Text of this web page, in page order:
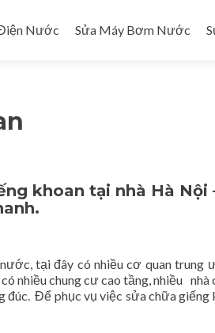
Nước Sửa Máy Bơm Nước
khoan tại nhà Hà Nội
tại đây có nhiều cơ quan trung
nhiều chung cư cao tầng, nhiều nhà
đúc. Để phục vụ việc sửa chữa